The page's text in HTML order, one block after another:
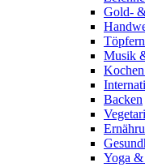
Gold-
Musik
Backen
Yoga &